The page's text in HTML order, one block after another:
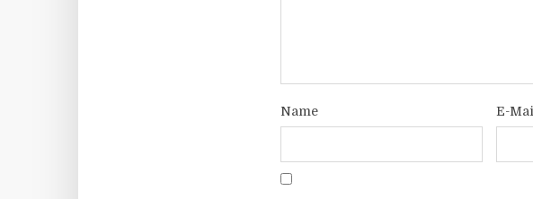
Name E-